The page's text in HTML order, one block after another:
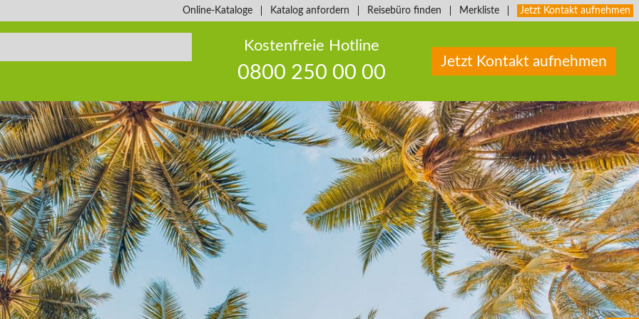
Online-Kataloge Katalog anfordern Reisebüro finden Merkliste Jetzt Kontakt aufnehmen
Kostenfreie Hotline
0800 250 00 00
Jetzt Kontakt aufnehmen